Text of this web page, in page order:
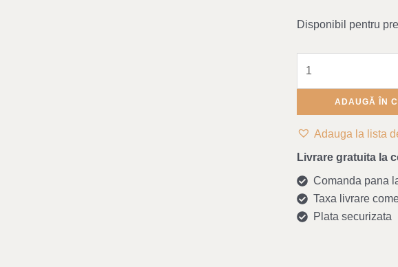
Disponibil pentru
ADAUGĂ ÎN
Adauga la lista
Livrare gratuita la
Comanda pana
Taxa livrare
Plata securizata